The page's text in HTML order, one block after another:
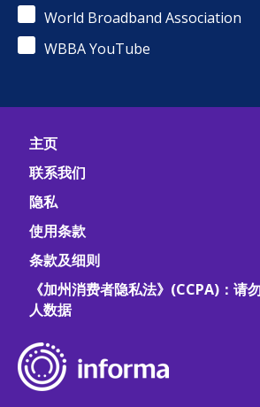
World Broadband Association
WBBA YouTube
主页
联系我们
隐私
使用条款
条款及细则
《加州消费者隐私法》(CCPA)：请
人数据